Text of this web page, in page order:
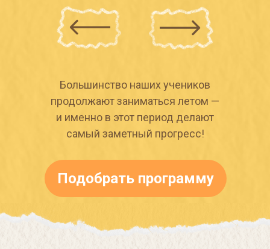
Большинство наших учеников
продолжают заниматься летом —
и именно в этот период делают
самый заметный прогресс!
Подобрать программу